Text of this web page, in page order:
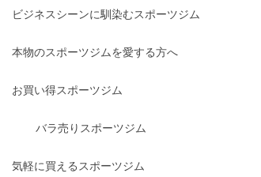
ビジネスシーンに馴染むスポーツジム
本物のスポーツジムを愛する方へ
お買い得スポーツジム
バラ売りスポーツジム
気軽に買えるスポーツジム